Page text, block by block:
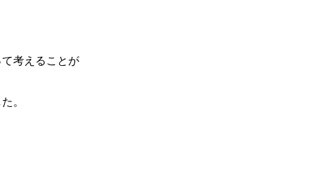
考えることが
。